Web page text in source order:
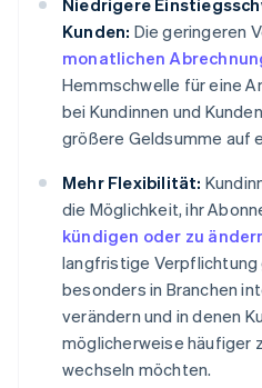
Niedrigere
Kunden: Die geringeren
monatlichen
Hemmschwelle für eine
bei Kundinnen und
größere Geldsumme auf
Mehr Flexibilität:
die Möglichkeit, ihr
kündigen oder zu
langfristige Verpflichtung
besonders in Branchen
verändern und in denen
möglicherweise häufiger
wechseln möchten.